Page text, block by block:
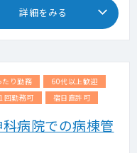
詳細をみる
たり勤務
60代以上歓迎
回勤務可 宿日直許可
病院での病棟管